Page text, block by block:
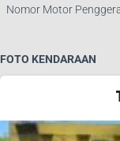
Nomor Motor
FOTO KENDARAAN